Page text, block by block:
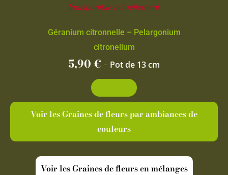
Indisponible actuellement
Géranium citronnelle – Pelargonium
citronellum
5,90€ - Pot de 13 cm
Voir les Graines de fleurs par ambiances de
couleurs
Voir les Graines de fleurs en mélanges